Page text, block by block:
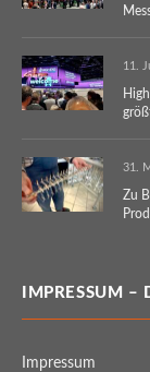
11.
31.
Zu
IMPRESSUM –
Impressum